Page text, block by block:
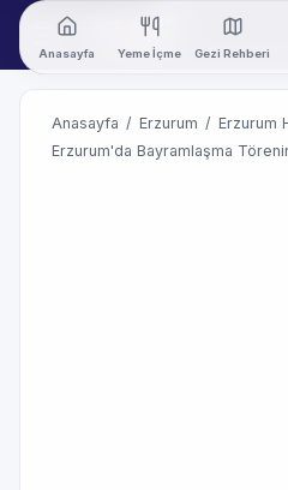
Anasayfa Yeme İçme Gezi Rehberi
Anasayfa / Erzurum / Erzurum
Erzurum'da Bayramlaşma